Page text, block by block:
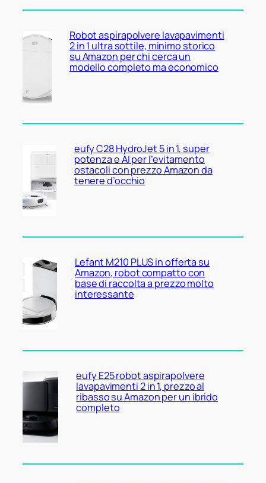
Robot aspirapolvere lavapavimenti
2 in 1 ultra sottile, minimo storico
su Amazon per chi cerca un
modello completo ma economico
eufy C28 HydroJet 5 in 1, super
potenza e AI per l’evitamento
ostacoli con prezzo Amazon da
tenere d’occhio
Lefant M210 PLUS in offerta su
Amazon, robot compatto con
base di raccolta a prezzo molto
interessante
eufy E25 robot aspirapolvere
lavapavimenti 2 in 1, prezzo al
ribasso su Amazon per un ibrido
completo